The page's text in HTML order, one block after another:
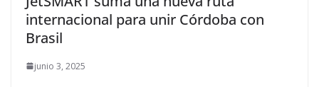
internacional para unir Córdoba con
Brasil
junio 3, 2025